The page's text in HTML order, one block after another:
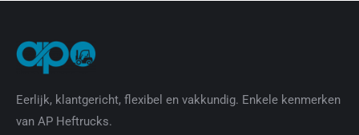
Eerlijk, klantgericht, flexibel en vakkundig. Enkele kenmerken
van AP Heftrucks.